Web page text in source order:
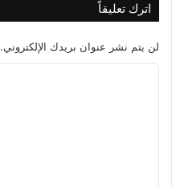
اترك تعليقاً
لن يتم نشر عنوان بريدك الإلكتروني.